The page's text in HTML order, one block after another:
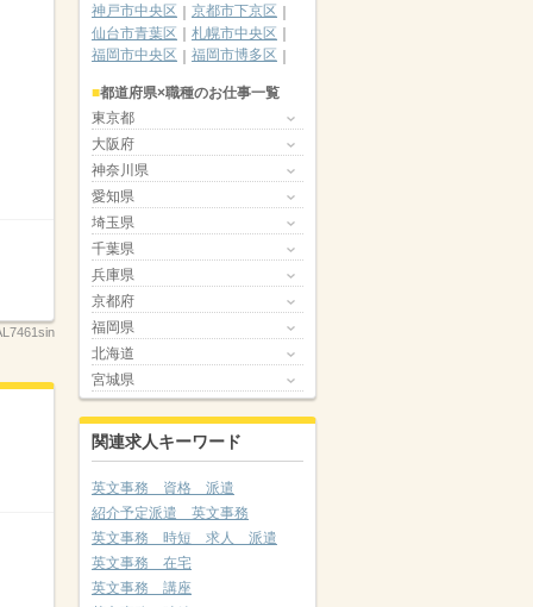
神戸市中央区
京都市下京区
仙台市青葉区
札幌市中央区
福岡市中央区
福岡市博多区
都道府県×職種のお仕事一覧
東京都
大阪府
神奈川県
愛知県
埼玉県
千葉県
兵庫県
京都府
福岡県
北海道
宮城県
関連求人キーワード
英文事務 資格 派遣
紹介予定派遣 英文事務
英文事務 時短 求人 派遣
英文事務 在宅
英文事務 講座